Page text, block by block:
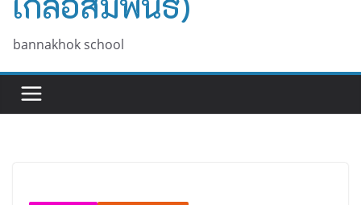
bannakhok school